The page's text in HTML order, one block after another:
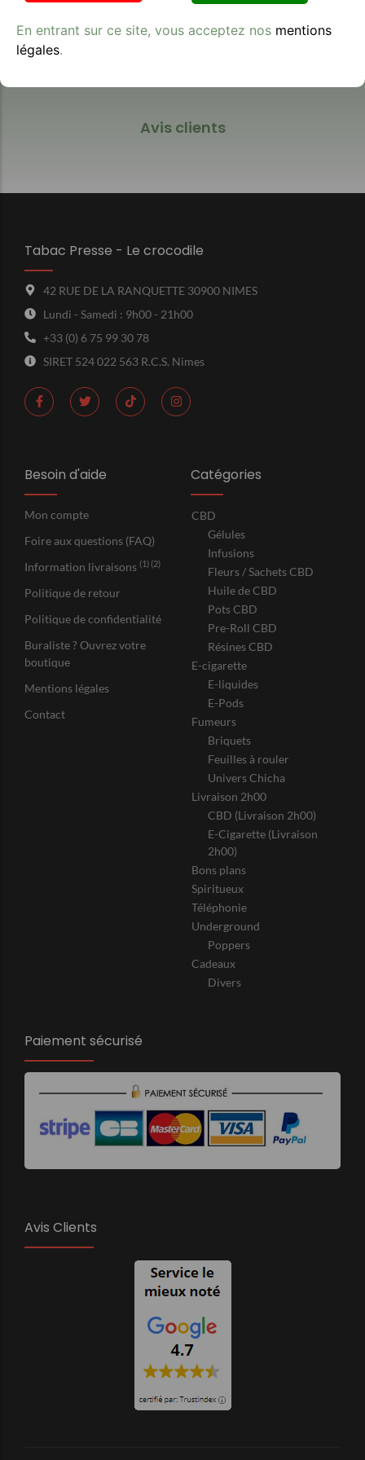
Avis clients
Tabac Presse - Le crocodile
42 RUE DE LA RANQUETTE 30900 NIMES
Lundi - Samedi : 9h00 - 21h00
+33 (0) 6 75 99 30 78
SIRET 524 022 563 R.C.S. Nimes
Besoin d'aide
Mon compte
Foire aux questions (FAQ)
Information livraisons (1) (2)
Politique de retour
Politique de confidentialité
Buraliste ? Ouvrez votre
boutique
Mentions légales
Contact
Catégories
CBD
Gélules
Infusions
Fleurs / Sachets CBD
Huile de CBD
Pots CBD
Pre-Roll CBD
Résines CBD
E-cigarette
E-liquides
E-Pods
Fumeurs
Briquets
Feuilles à rouler
Univers Chicha
Livraison 2h00
CBD (Livraison 2h00)
E-Cigarette (Livraison
2h00)
Bons plans
Spiritueux
Téléphonie
Underground
Poppers
Cadeaux
Divers
Paiement sécurisé
Avis Clients
En entrant sur ce site, vous acceptez nos mentions
légales.